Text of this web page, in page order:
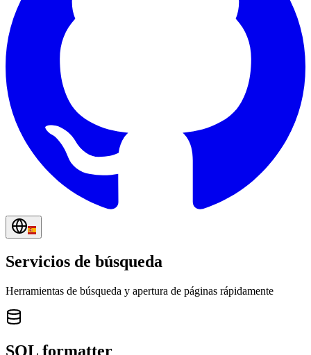
Servicios de búsqueda
Herramientas de búsqueda y apertura de páginas rápidamente
SQL formatter